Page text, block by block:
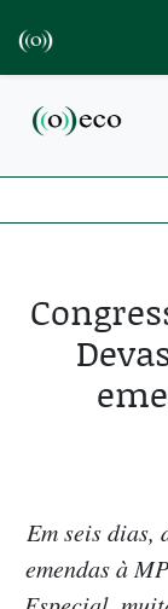
Em seis dias,
emendas à